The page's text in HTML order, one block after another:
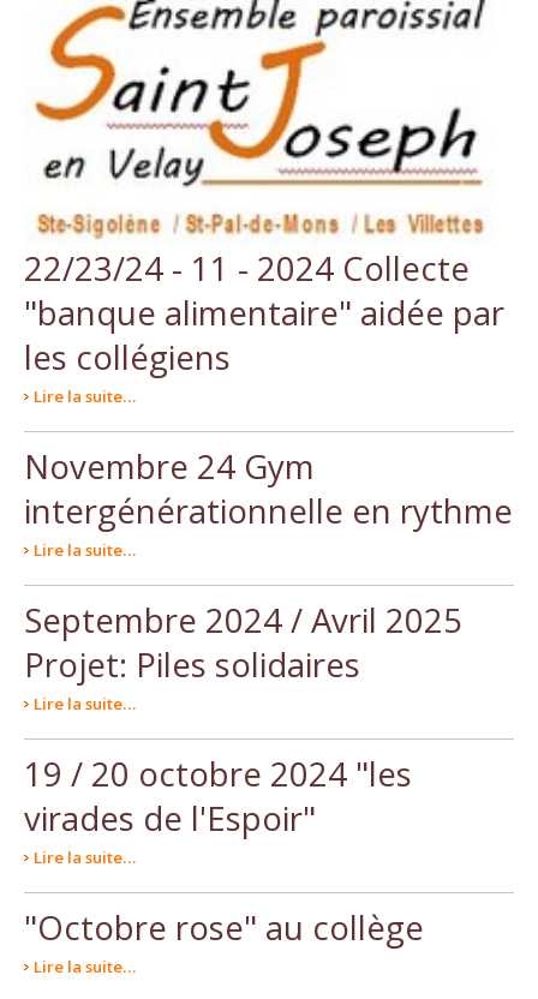
22/23/24 - 11 - 2024 Collecte
"banque alimentaire" aidée par
les collégiens
Lire la suite…
Novembre 24 Gym
intergénérationnelle en rythme
Lire la suite…
Septembre 2024 / Avril 2025
Projet: Piles solidaires
Lire la suite…
19 / 20 octobre 2024 "les
virades de l'Espoir"
Lire la suite…
"Octobre rose" au collège
Lire la suite…